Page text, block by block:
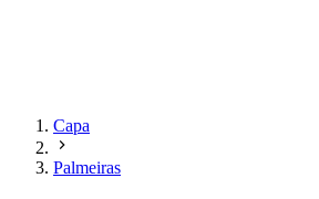
Capa
Palmeiras